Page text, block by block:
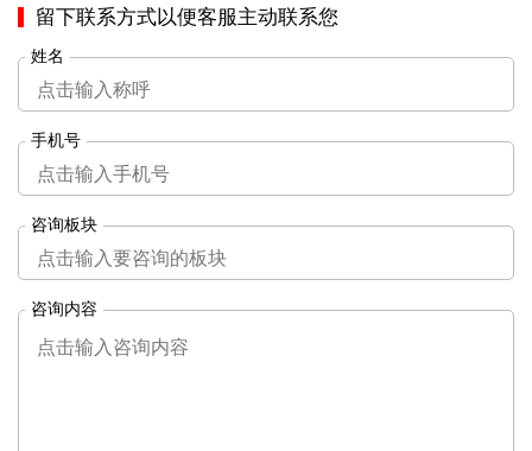
留下联系方式以便客服主动联系您
姓名
手机号
咨询板块
咨询内容